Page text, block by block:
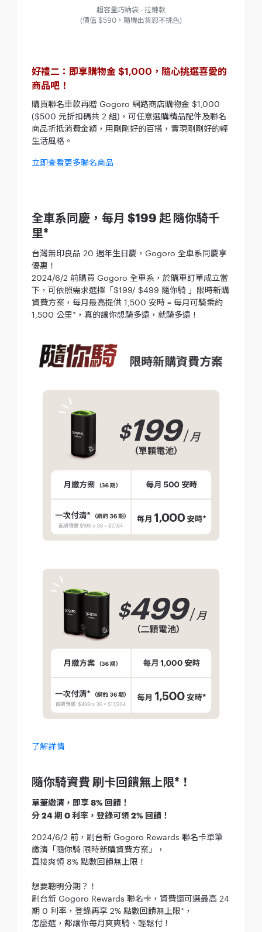
超容量巧納袋 - 拉鏈款
(價值 $590，隨機出貨恕不挑色)
好禮二：即享購物金 $1,000，隨心挑選喜愛的
商品吧！
購買聯名車款再贈 Gogoro 網路商店購物金 $1,000
($500 元折扣碼共 2 組)，可任意選購精品配件及聯名
商品折抵消費金額，用剛剛好的百搭，實現剛剛好的輕
生活風格。
立即查看更多聯名商品
全車系同慶，每月 $199 起 隨你騎千
里*
台灣無印良品 20 週年生日慶，Gogoro 全車系同慶享
優惠！
2024/6/2 前購買 Gogoro 全車系，於購車訂單成立當
下，可依照需求選擇「$199/ $499 隨你騎 」限時新購
資費方案，每月最高提供 1,500 安時 = 每月可騎乘約
1,500 公里*，真的讓你想騎多遠，就騎多遠！
了解詳情
隨你騎資費 刷卡回饋無上限*！
單筆繳清，即享 8% 回饋！
分 24 期 0 利率，登錄可領 2% 回饋！
2024/6/2 前，刷台新 Gogoro Rewards 聯名卡單筆
繳清「隨你騎 限時新購資費方案」，
直接爽領 8% 點數回饋無上限！
想要聰明分期？！
刷台新 Gogoro Rewards 聯名卡，資費還可選最高 24
期 0 利率，登錄再享 2% 點數回饋無上限*，
怎麼選，都讓你每月爽爽騎、輕鬆付！